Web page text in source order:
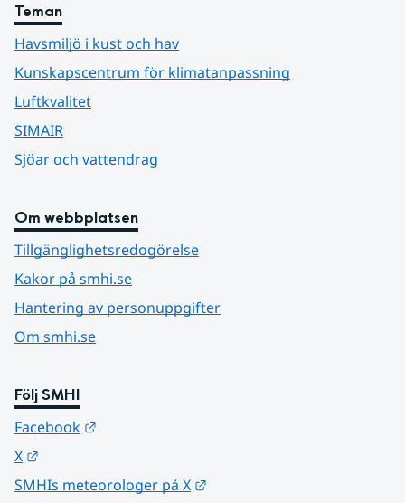
Teman
Havsmiljö i kust och hav
Kunskapscentrum för klimatanpassning
Luftkvalitet
SIMAIR
Sjöar och vattendrag
Om webbplatsen
Tillgänglighetsredogörelse
Kakor på smhi.se
Hantering av personuppgifter
Om smhi.se
Följ SMHI
Facebook
X
SMHIs meteorologer på X